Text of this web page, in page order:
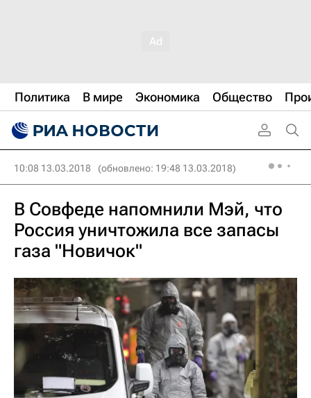
Политика В мире Экономика Общество
10:08 13.03.2018 (обновлено: 19:48 13.03.2018)
В Совфеде напомнили Мэй, что
Россия уничтожила все запасы
газа "Новичок"